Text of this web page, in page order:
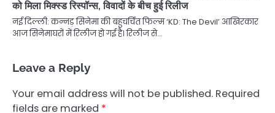
को मिला मिक्स्ड रिस्पॉन्स, विवादों के बीच हुई रिलीज
नई दिल्ली: कन्नड़ सिनेमा की बहुचर्चित फिल्म ‘KD: The Devil’ आखिरकार
आज सिनेमाघरों में रिलीज हो गई है। रिलीज से…
Leave a Reply
Your email address will not be published. Required
fields are marked *